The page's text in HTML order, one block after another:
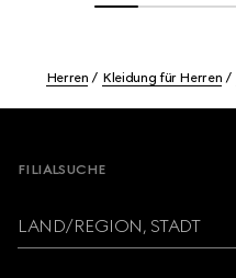
Herren Kleidung für Herren
FILIALSUCHE
LAND/REGION, STADT